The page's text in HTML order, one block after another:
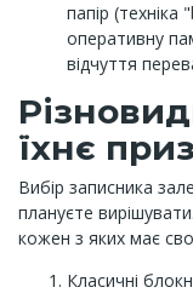
папір
оперативну
відчуття
їхнє
Вибір записника
плануєте
кожен з яких має
Класичні